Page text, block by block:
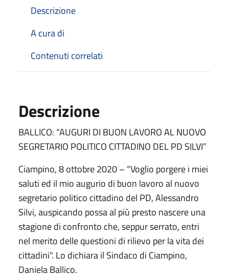
Descrizione
A cura di
Contenuti correlati
Descrizione
BALLICO: “AUGURI DI BUON LAVORO AL NUOVO
SEGRETARIO POLITICO CITTADINO DEL PD SILVI”
Ciampino, 8 ottobre 2020 – “Voglio porgere i miei
saluti ed il mio augurio di buon lavoro al nuovo
segretario politico cittadino del PD, Alessandro
Silvi, auspicando possa al più presto nascere una
stagione di confronto che, seppur serrato, entri
nel merito delle questioni di rilievo per la vita dei
cittadini". Lo dichiara il Sindaco di Ciampino,
Daniela Ballico.